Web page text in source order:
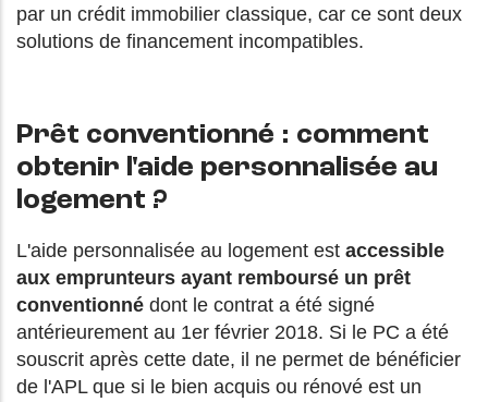
par un crédit immobilier classique, car ce sont deux
solutions de financement incompatibles.
Prêt conventionné : comment
obtenir l'aide personnalisée au
logement ?
L'aide personnalisée au logement est accessible
aux emprunteurs ayant remboursé un prêt
conventionné dont le contrat a été signé
antérieurement au 1er février 2018. Si le PC a été
souscrit après cette date, il ne permet de bénéficier
de l'APL que si le bien acquis ou rénové est un